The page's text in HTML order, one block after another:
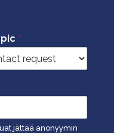
*
jättää anonyymin